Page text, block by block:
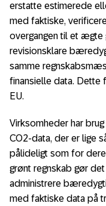
erstatte estimerede
med faktiske,
overgangen til et ægte
revisionsklare
samme
finansielle data. Dette
EU.
Virksomheder har
CO2-data, der er lige
pålideligt som for
grønt regnskab gør
administrere
med faktiske data på